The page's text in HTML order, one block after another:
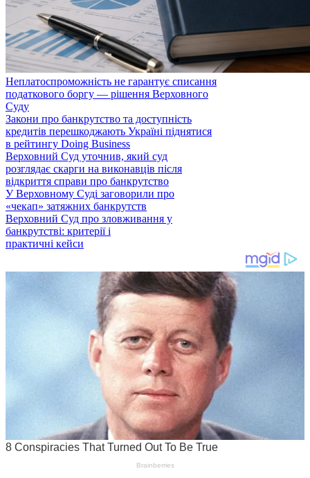
Неплатоспроможність не гарантує списання
податкового боргу — рішення Верховного
Суду
Закони про банкрутство та доступність
кредитів перешкоджають Україні піднятися
в рейтингу Doing Business
Верховний Суд уточнив, який суд
розглядає скарги на виконавців після
відкриття справи про банкрутство
У Верховному Суді заговорили про
«чекап» затяжних банкрутств
Верховний Суд про зловживання у
банкрутстві: критерії і
практичні кейси